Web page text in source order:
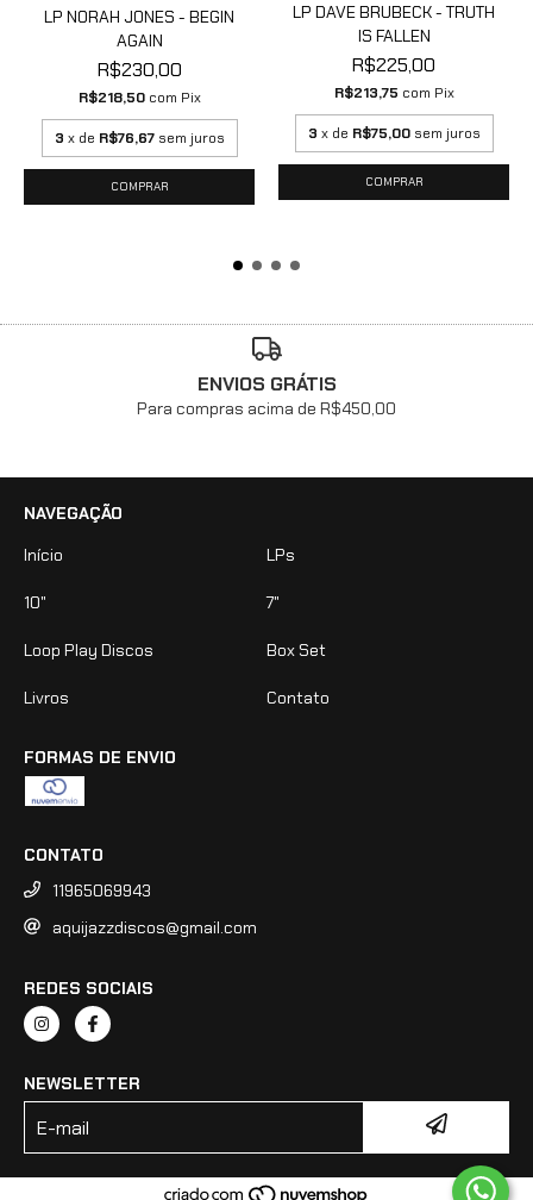
LP NORAH JONES - BEGIN
AGAIN
R$230,00
R$218,50 com Pix
3 x de R$76,67 sem juros
LP DAVE BRUBECK - TRUTH
IS FALLEN
R$225,00
R$213,75 com Pix
3 x de R$75,00 sem juros
ENVIOS GRÁTIS
Para compras acima de R$450,00
NAVEGAÇÃO
Início
LPs
10" 7"
Loop Play Discos Box Set
Livros Contato
FORMAS DE ENVIO
CONTATO
11965069943
aquijazzdiscos@gmail.com
REDES SOCIAIS
NEWSLETTER